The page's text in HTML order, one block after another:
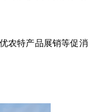
农特产品展销等促